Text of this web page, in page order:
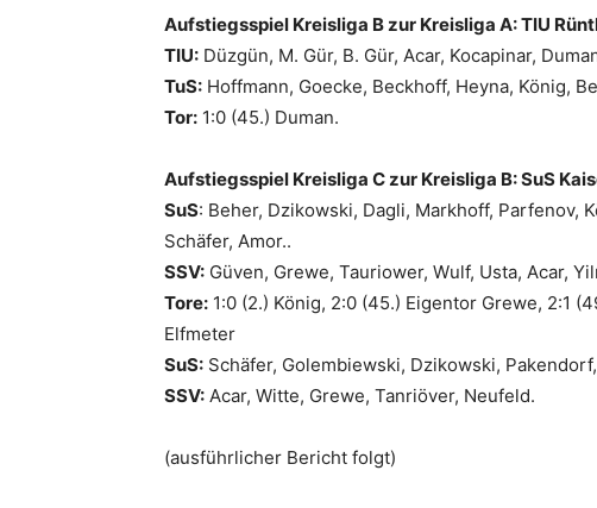
Aufstiegsspiel Kreisliga B zur Kreisliga A: TIU
TIU: Düzgün, M. Gür, B. Gür, Acar, Kocapinar,
TuS: Hoffmann, Goecke, Beckhoff, Heyna, König,
Tor: 1:0 (45.) Duman.
Aufstiegsspiel Kreisliga C zur Kreisliga B: SuS
SuS: Beher, Dzikowski, Dagli, Markhoff, Parfenov,
Schäfer, Amor..
SSV: Güven, Grewe, Tauriower, Wulf, Usta, Acar,
Tore: 1:0 (2.) König, 2:0 (45.) Eigentor Grewe, 2:1
Elfmeter
SuS: Schäfer, Golembiewski, Dzikowski,
SSV: Acar, Witte, Grewe, Tanriöver, Neufeld.
(ausführlicher Bericht folgt)